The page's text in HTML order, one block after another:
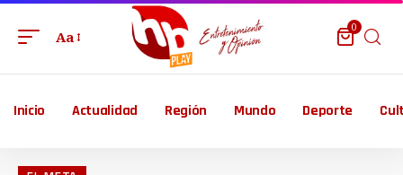
Aa
0
Inicio Actualidad Región Mundo Deporte